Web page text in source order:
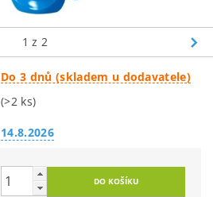
1 z 2
Do 3 dnů (skladem u dodavatele)
(>2 ks)
14.8.2026